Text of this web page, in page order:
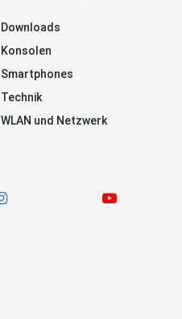
Downloads
Konsolen
Smartphones
Technik
WLAN und Netzwerk